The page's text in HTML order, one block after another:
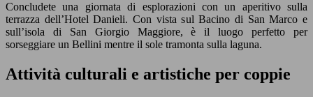
Concludete una giornata di esplorazioni con un aperitivo sulla
terrazza dell’Hotel Danieli. Con vista sul Bacino di San Marco e
sull’isola di San Giorgio Maggiore, è il luogo perfetto per
sorseggiare un Bellini mentre il sole tramonta sulla laguna.
Attività culturali e artistiche per coppie